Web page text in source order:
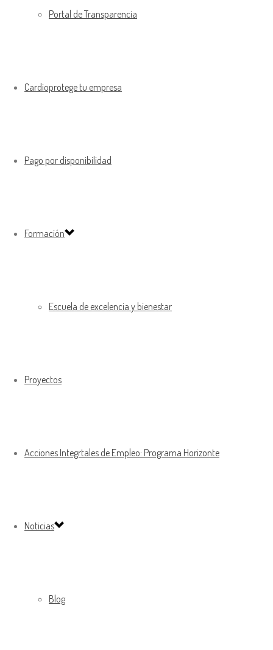
Portal de Transparencia
Cardioprotege tu empresa
Pago por disponibilidad
Formación
Escuela de excelencia y bienestar
Proyectos
Acciones Integrtales de Empleo: Programa Horizonte
Noticias
Blog